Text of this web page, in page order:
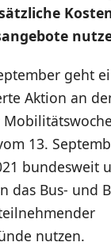
geht
Aktion an
13.
bundesweit
das Bus- und
nutzen.